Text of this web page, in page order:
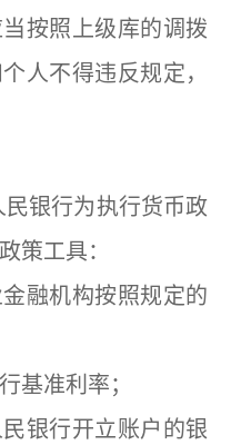
按照上级库的调拨
人不得违反规定，
银行为执行货币政
策工具：
融机构按照规定的
准利率；
银行开立账户的银